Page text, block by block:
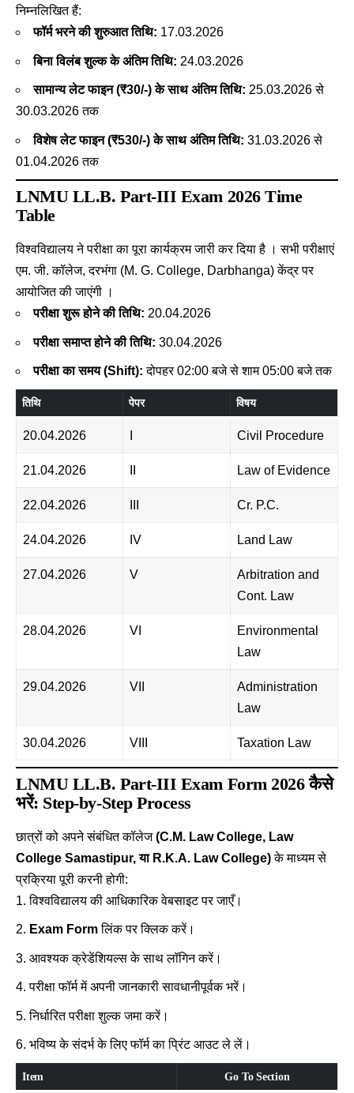
निम्नलिखित हैं:
फॉर्म भरने की शुरुआत तिथि: 17.03.2026
बिना विलंब शुल्क के अंतिम तिथि: 24.03.2026
सामान्य लेट फाइन (₹30/-) के साथ अंतिम तिथि: 25.03.2026 से
30.03.2026 तक
विशेष लेट फाइन (₹530/-) के साथ अंतिम तिथि: 31.03.2026 से
01.04.2026 तक
LNMU LL.B. Part-III Exam 2026 Time
Table
विश्वविद्यालय ने परीक्षा का पूरा कार्यक्रम जारी कर दिया है । सभी परीक्षाएं
एम. जी. कॉलेज, दरभंगा (M. G. College, Darbhanga) केंद्र पर
आयोजित की जाएंगी ।
परीक्षा शुरू होने की तिथि: 20.04.2026
परीक्षा समाप्त होने की तिथि: 30.04.2026
परीक्षा का समय (Shift): दोपहर 02:00 बजे से शाम 05:00 बजे तक
तिथि पेपर विषय
20.04.2026 Civil Procedure
21.04.2026 Law of Evidence
22.04.2026 Cr. P.C.
24.04.2026 IV Land Law
27.04.2026 V
Arbitration and
Cont. Law
28.04.2026 VI
Environmental
Law
29.04.2026 VII
Administration
Law
30.04.2026 VIII Taxation Law
LNMU LL.B. Part-III Exam Form 2026 कैसे
भरें: Step-by-Step Process
छात्रों को अपने संबंधित कॉलेज(C.M. Law College, Law
College Samastipur, या R.K.A. Law College)के माध्यम से
प्रक्रिया पूरी करनी होगी:
विश्वविद्यालय की आधिकारिक वेबसाइट पर जाएँ।
Exam Formलिंक पर क्लिक करें।
आवश्यक क्रेडेंशियल्स के साथ लॉगिन करें।
परीक्षा फॉर्म में अपनी जानकारी सावधानीपूर्वक भरें।
निर्धारित परीक्षा शुल्क जमा करें।
भविष्य के संदर्भ के लिए फॉर्म का प्रिंट आउट ले लें।
Item Go To Section